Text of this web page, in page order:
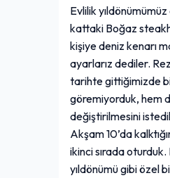
Evlilik
kattaki Boğaz
kişiye deniz kenarı
ayarlarız dediler.
tarihte gittiğimizde
göremiyorduk, hem
değiştirilmesini
Akşam 10’da
ikinci sırada
yıldönümü gibi özel